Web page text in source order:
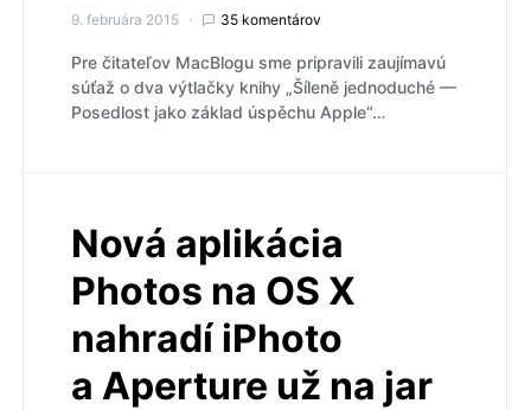
9. februára 2015 35 komentárov
Pre čitateľov MacBlogu sme pripravili zaujímavú
súťaž o dva výtlačky knihy „Šíleně jednoduché —
Posedlost jako základ úspěchu Apple“…
Nová aplikácia
Photos na OS X
nahradí iPhoto
a Aperture už na jar